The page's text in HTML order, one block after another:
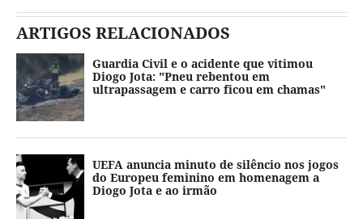
ARTIGOS RELACIONADOS
Guardia Civil e o acidente que vitimou
Diogo Jota: "Pneu rebentou em
ultrapassagem e carro ficou em chamas"
UEFA anuncia minuto de silêncio nos jogos
do Europeu feminino em homenagem a
Diogo Jota e ao irmão